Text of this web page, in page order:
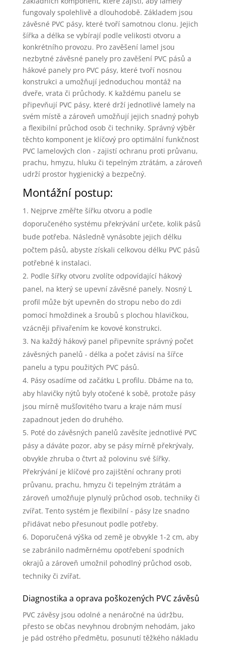
fungovaly spolehlivě a dlouhodobě. Základem jsou
závěsné PVC pásy, které tvoří samotnou clonu. Jejich
šířka a délka se vybírají podle velikosti otvoru a
konkrétního provozu. Pro zavěšení lamel jsou
nezbytné závěsné panely pro zavěšení PVC pásů a
hákové panely pro PVC pásy, které tvoří nosnou
konstrukci a umožňují jednoduchou montáž na
dveře, vrata či průchody. K každému panelu se
připevňují PVC pásy, které drží jednotlivé lamely na
svém místě a zároveň umožňují jejich snadný pohyb
a flexibilní průchod osob či techniky. Správný výběr
těchto komponent je klíčový pro optimální funkčnost
PVC lamelových clon - zajistí ochranu proti průvanu,
prachu, hmyzu, hluku či tepelným ztrátám, a zároveň
udrží prostor hygienický a bezpečný.
Montážní postup:
Nejprve změřte šířku otvoru a podle
doporučeného systému překrývání určete, kolik pásů
bude potřeba. Následně vynásobte jejich délku
počtem pásů, abyste získali celkovou délku PVC pásů
potřebné k instalaci.
Podle šířky otvoru zvolíte odpovídající hákový
panel, na který se upevní závěsné panely. Nosný L
profil může být upevněn do stropu nebo do zdi
pomocí hmoždinek a šroubů s plochou hlavičkou,
vzácněji přivařením ke kovové konstrukci.
Na každý hákový panel připevníte správný počet
závěsných panelů - délka a počet závisí na šířce
panelu a typu použitých PVC pásů.
Pásy osadíme od začátku L profilu. Dbáme na to,
aby hlavičky nýtů byly otočené k sobě, protože pásy
jsou mírně mušľovitého tvaru a kraje nám musí
zapadnout jeden do druhého.
Poté do závěsných panelů zavěsíte jednotlivé PVC
pásy a dáváte pozor, aby se pásy mírně překrývaly,
obvykle zhruba o čtvrt až polovinu své šířky.
Překrývání je klíčové pro zajištění ochrany proti
průvanu, prachu, hmyzu či tepelným ztrátám a
zároveň umožňuje plynulý průchod osob, techniky či
zvířat. Tento systém je flexibilní - pásy lze snadno
přidávat nebo přesunout podle potřeby.
Doporučená výška od země je obvykle 1-2 cm, aby
se zabránilo nadměrnému opotřebení spodních
okrajů a zároveň umožnil pohodlný průchod osob,
techniky či zvířat.
Diagnostika a oprava poškozených PVC závěsů
PVC závěsy jsou odolné a nenáročné na údržbu,
přesto se občas nevyhnou drobným nehodám, jako
je pád ostrého předmětu, posunutí těžkého nákladu